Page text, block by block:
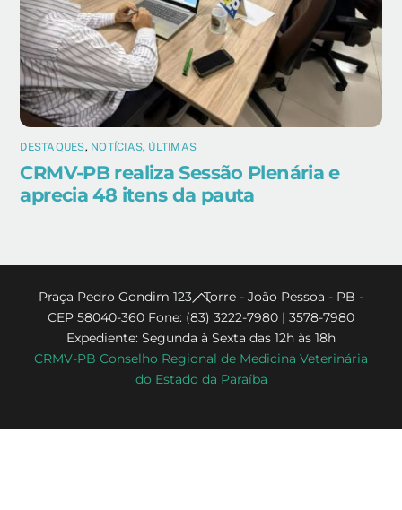
DESTAQUES, NOTÍCIAS, ÚLTIMAS
CRMV-PB realiza Sessão Plenária e
aprecia 48 itens da pauta
Back
To
Top
Praça Pedro Gondim 123 - Torre - João Pessoa - PB -
CEP 58040-360 Fone: (83) 3222-7980 | 3578-7980
Expediente: Segunda à Sexta das 12h às 18h
CRMV-PB Conselho Regional de Medicina Veterinária
do Estado da Paraíba